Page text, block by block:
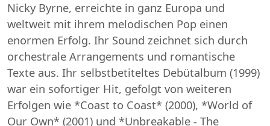
Nicky Byrne, erreichte in ganz Europa und
weltweit mit ihrem melodischen Pop einen
enormen Erfolg. Ihr Sound zeichnet sich durch
orchestrale Arrangements und romantische
Texte aus. Ihr selbstbetiteltes Debütalbum (1999)
war ein sofortiger Hit, gefolgt von weiteren
Erfolgen wie *Coast to Coast* (2000), *World of
Our Own* (2001) und *Unbreakable - The